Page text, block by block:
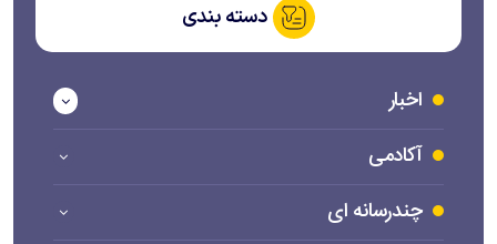
دسته بندی
اخبار
آکادمی
چندرسانه ای